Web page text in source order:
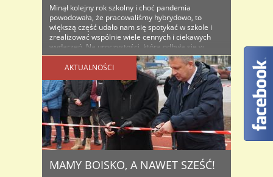
Minął kolejny rok szkolny i choć pandemia
powodowała, że pracowaliśmy hybrydowo, to
większą część udało nam się spotykać w szkole i
zrealizować wspólnie wiele cennych i ciekawych
wydarzeń. Na uroczystości, która odbyła się w
szkolnej auli 24 czerwca pożegnaliśmy i
podsumowaliśmy minione 9 miesięcy. Towarzyszyli
nam goście, Starosta Bolesławiecki Tomasz
Gabrysiak oraz pani Amelia Trojanowska-Boczar ..
AKTUALNOŚCI
MAMY BOISKO, A NAWET SZEŚĆ!